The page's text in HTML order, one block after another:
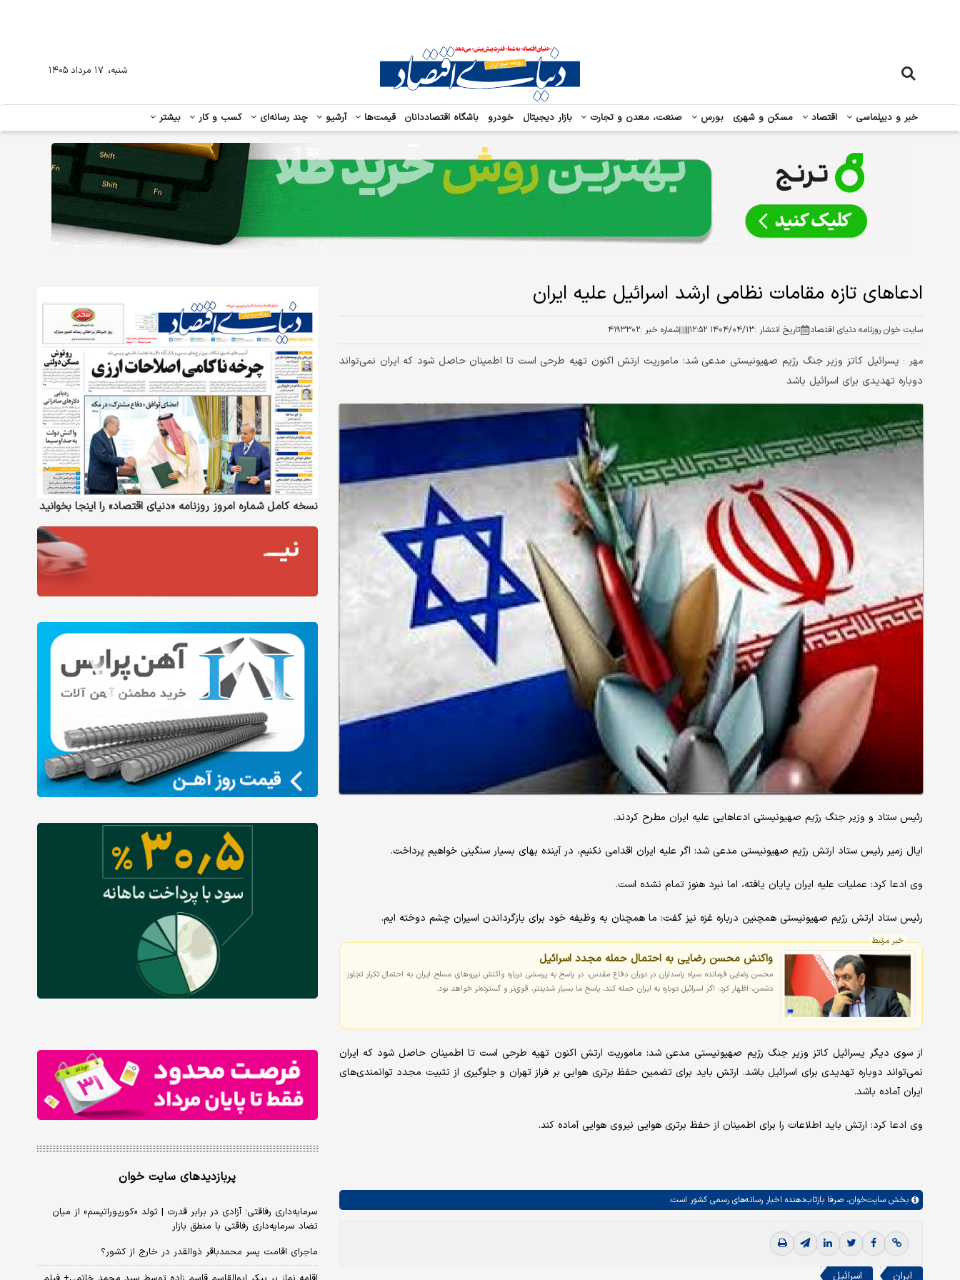
خبر و دیپلماسی اقتصاد مسکن و شهری بورس صنعت، معدن و تجارت بازار دیجیتال خودرو باشگاه اقتصاددانان قیمت‌ها آرشیو چند رسانه‌ای کسب و کار بیشتر
شنبه، ۱۷ مرداد ۱۴۰۵
ادعاهای تازه مقامات نظامی ارشد اسرائیل علیه ایران
سایت خوان روزنامه دنیای اقتصاد تاریخ انتشار :۱۴۰۴/۰۴/۱۳ ۱۲:۵۲ شماره خبر :۴۱۹۳۳۰۲
مهر : یسرائیل کاتز وزیر جنگ رژیم صهیونیستی مدعی شد: ماموریت ارتش اکنون تهیه طرحی است تا اطمینان حاصل شود که ایران نمی‌تواند
دوباره تهدیدی برای اسرائیل باشد
رئیس ستاد و وزیر جنگ رژیم صهیونیستی ادعاهایی علیه ایران مطرح کردند.
ایال زمیر رئیس ستاد ارتش رژیم صهیونیستی مدعی شد: اگر علیه ایران اقدامی نکنیم، در آینده بهای بسیار سنگینی خواهیم پرداخت.
وی ادعا کرد: عملیات علیه ایران پایان یافته، اما نبرد هنوز تمام نشده است.
رئیس ستاد ارتش رژیم صهیونیستی همچنین درباره غزه نیز گفت: ما همچنان به وظیفه خود برای بازگرداندن اسیران چشم دوخته ایم.
خبر مرتبط
واکنش محسن رضایی به احتمال حمله مجدد اسرائیل
محسن رضایی فرمانده سپاه پاسداران در دوران دفاع مقدس، در پاسخ به پرسشی درباره واکنش نیروهای مسلح ایران به احتمال تکرار تجاوز
دشمن، اظهار کرد: اگر اسرائیل دوباره به ایران حمله کند، پاسخ ما بسیار شدیدتر، قوی‌تر و گسترده‌تر خواهد بود.
از سوی دیگر یسرائیل کاتز وزیر جنگ رژیم صهیونیستی مدعی شد: ماموریت ارتش اکنون تهیه طرحی است تا اطمینان حاصل شود که ایران
نمی‌تواند دوباره تهدیدی برای اسرائیل باشد. ارتش باید برای تضمین حفظ برتری هوایی بر فراز تهران و جلوگیری از تثبیت مجدد توانمندی‌های
ایران آماده باشد.
وی ادعا کرد: ارتش باید اطلاعات را برای اطمینان از حفظ برتری هوایی نیروی هوایی آماده کند.
بخش سایت‌خوان، صرفا بازتاب‌دهنده اخبار رسانه‌های رسمی کشور است.
ایران اسرائیل
نسخه کامل شماره امروز روزنامه «دنیای‌ اقتصاد» را اینجا بخوانید
پربازدیدهای سایت خوان
سرمایه‌داری رفاقتی؛ آزادی در برابر قدرت | تولد «کورپوراتیسم» از میان
تضاد سرمایه‌داری رفاقتی با منطق بازار
ماجرای اقامت پسر محمدباقر ذوالقدر در خارج از کشور؟